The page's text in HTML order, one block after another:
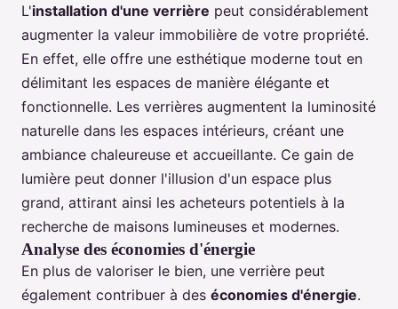
L'installation d'une verrière peut considérablement
augmenter la valeur immobilière de votre propriété.
En effet, elle offre une esthétique moderne tout en
délimitant les espaces de manière élégante et
fonctionnelle. Les verrières augmentent la luminosité
naturelle dans les espaces intérieurs, créant une
ambiance chaleureuse et accueillante. Ce gain de
lumière peut donner l'illusion d'un espace plus
grand, attirant ainsi les acheteurs potentiels à la
recherche de maisons lumineuses et modernes.
Analyse des économies d'énergie
En plus de valoriser le bien, une verrière peut
également contribuer à des économies d'énergie.